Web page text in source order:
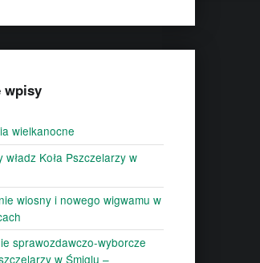
wpisy
wielkanocne
władz Koła Pszczelarzy w
wiosny i nowego wigwamu w
sprawozdawczo-wyborcze
w Śmiglu –